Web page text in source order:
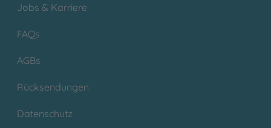
Jobs & Karriere
FAQs
AGBs
Rücksendungen
Datenschutz